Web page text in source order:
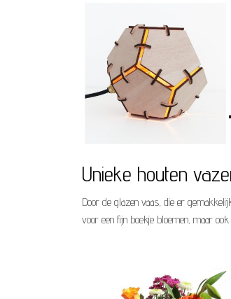
Unieke houten
Door de glazen vaas, die er
voor een fijn boekje bloemen, maar